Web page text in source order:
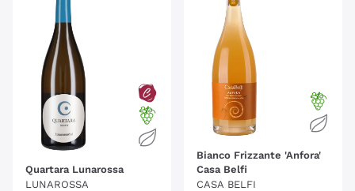
Quartara Lunarossa
LUNAROSSA
Bianco Frizzante 'Anfora'
Casa Belfi
CASA BELFI